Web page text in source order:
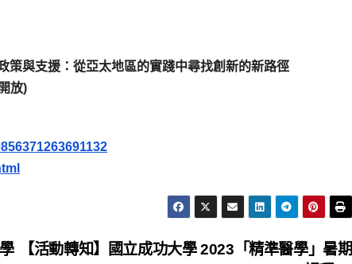
與支援：從亞太地區的實踐中尋找創新的新路徑
放)
【活動轉知】國立成功大學 2023「精準醫學」暑期